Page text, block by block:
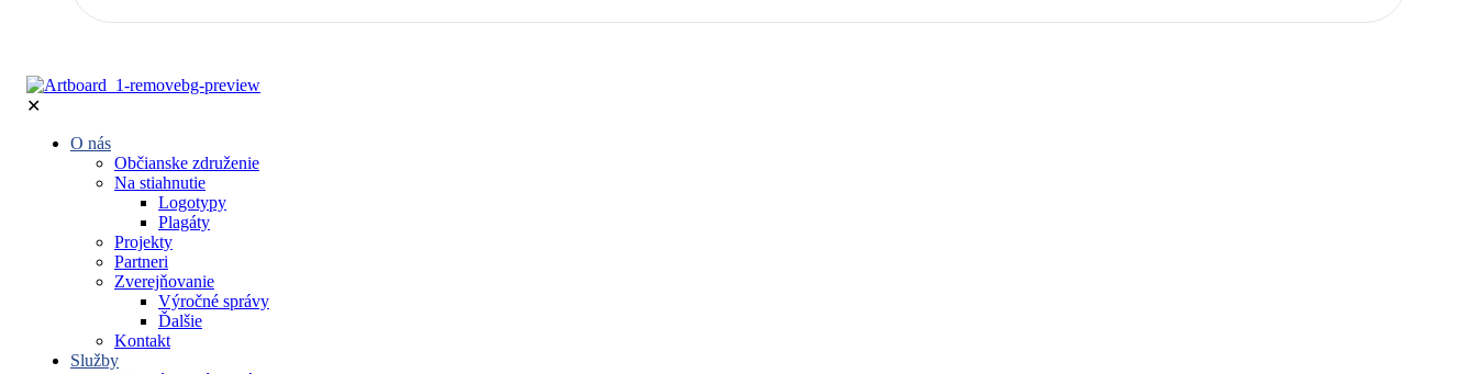
✕
O nás
Občianske združenie
Na stiahnutie
Logotypy
Plagáty
Projekty
Partneri
Zverejňovanie
Výročné správy
Ďalšie
Kontakt
Služby